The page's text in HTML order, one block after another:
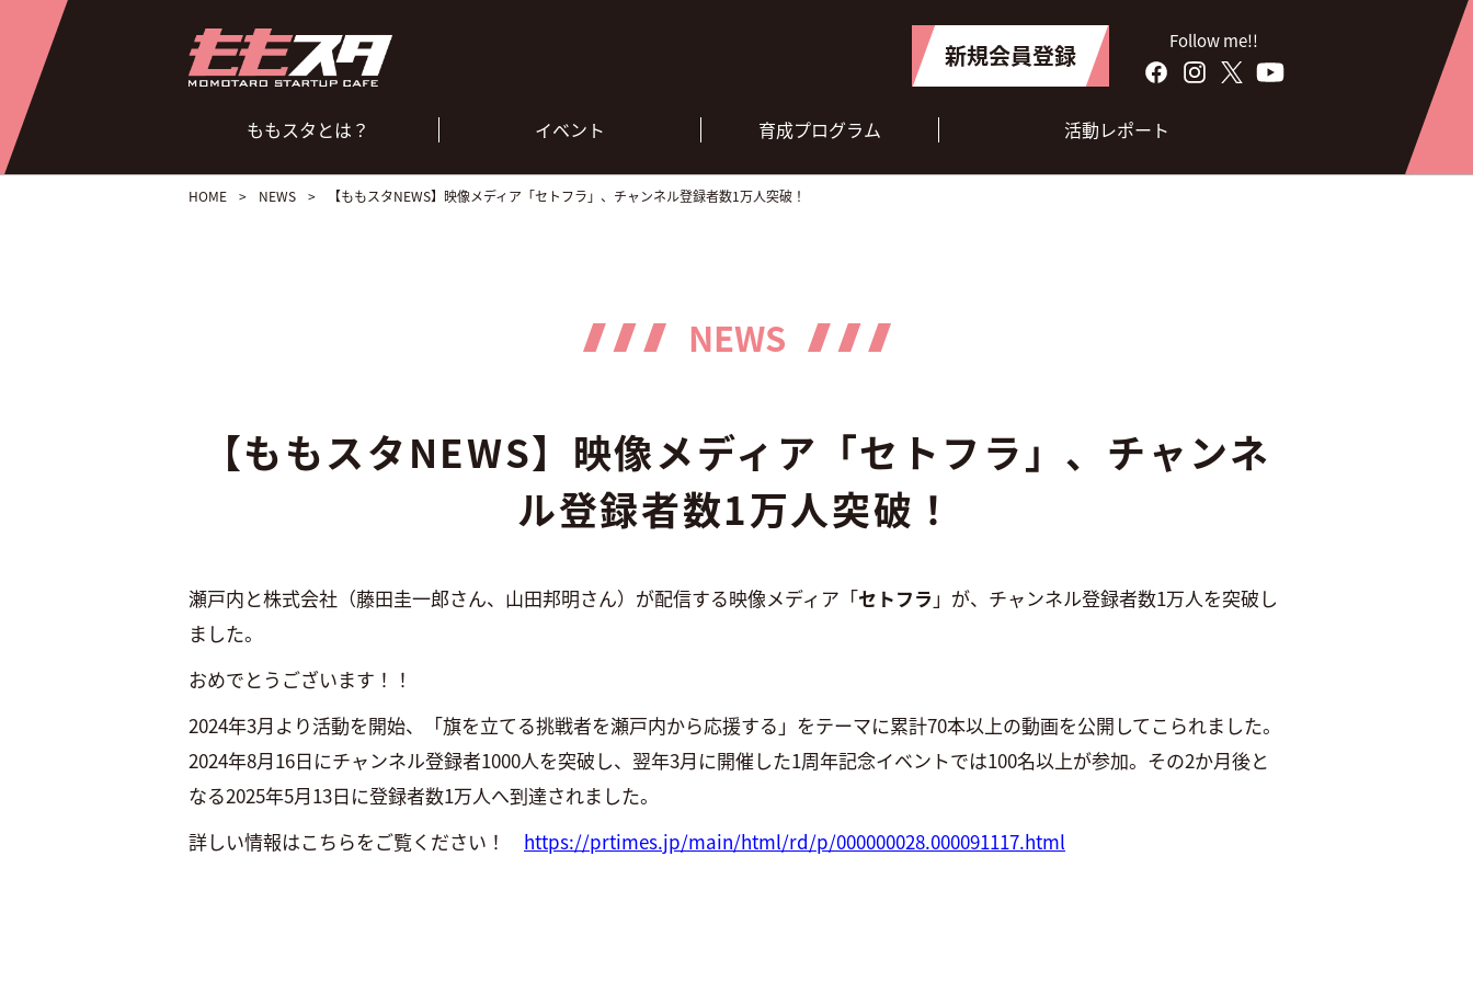
新規会員登録 Follow me!!
ももスタとは？ イベント 育成プログラム 活動レポート
HOME > NEWS > 【ももスタNEWS】映像メディア「セトフラ」、チャンネル登録者数1万人突破！
NEWS
【ももスタNEWS】映像メディア「セトフラ」、チャンネ
ル登録者数1万人突破！
瀬戸内と株式会社（藤田圭一郎さん、山田邦明さん）が配信する映像メディア「セトフラ 」が、チャンネル登録者数1万人を突破し
ました。
おめでとうございます！！
2024年3月より活動を開始、「旗を立てる挑戦者を瀬戸内から応援する」をテーマに累計70本以上の動画を公開してこられました。
2024年8月16日にチャンネル登録者1000人を突破し、翌年3月に開催した1周年記念イベントでは100名以上が参加。その2か月後と
なる2025年5月13日に登録者数1万人へ到達されました。
詳しい情報はこちらをご覧ください！ https://prtimes.jp/main/html/rd/p/000000028.000091117.html